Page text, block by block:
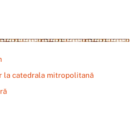
la catedrala mitropolitană